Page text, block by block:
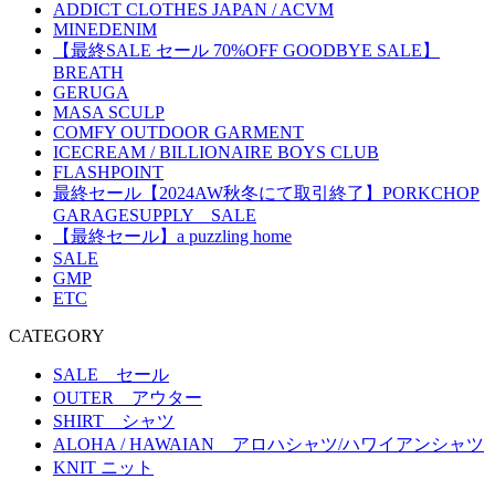
ADDICT CLOTHES JAPAN / ACVM
MINEDENIM
【最終SALE セール 70%OFF GOODBYE SALE】
BREATH
GERUGA
MASA SCULP
COMFY OUTDOOR GARMENT
ICECREAM / BILLIONAIRE BOYS CLUB
FLASHPOINT
最終セール【2024AW秋冬にて取引終了】PORKCHOP
GARAGESUPPLY SALE
【最終セール】a puzzling home
SALE
GMP
ETC
CATEGORY
SALE セール
OUTER アウター
SHIRT シャツ
ALOHA / HAWAIAN アロハシャツ/ハワイアンシャツ
KNIT ニット